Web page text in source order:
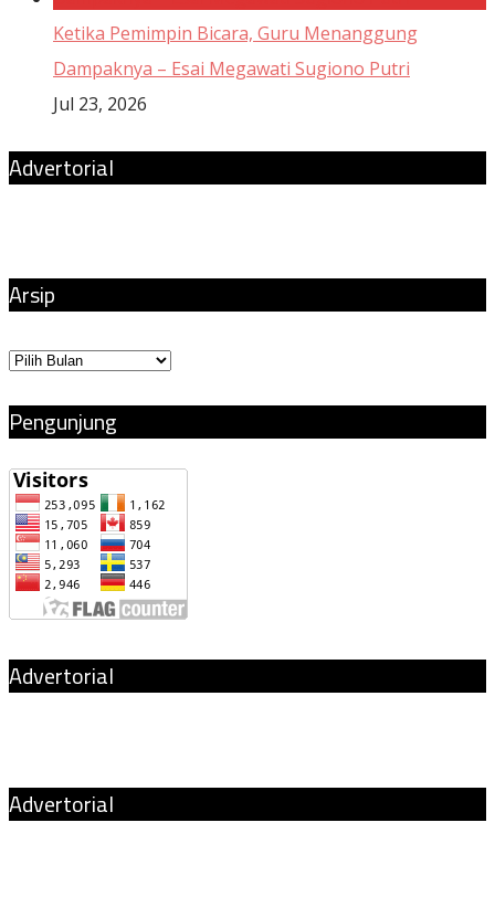
Ketika Pemimpin Bicara, Guru Menanggung
Dampaknya – Esai Megawati Sugiono Putri
Jul 23, 2026
Advertorial
Arsip
Arsip
Pengunjung
Advertorial
Advertorial